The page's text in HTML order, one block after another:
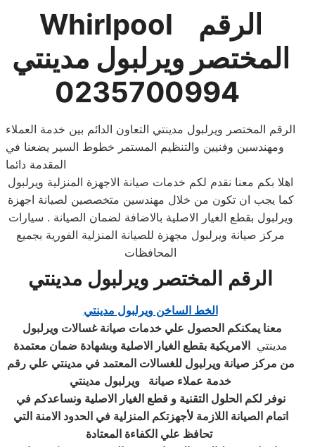
Whirlpool
الرقم
المختصر ويرلبول مدينتي
0235700994
الرقم المختصر ويرلبول مدينتي التعاون الدائم بين خدمة العملاء
ومهندسين وفنيين والتنظيم المستمر خطوط السير يضعنا في
المقدمة دائما
اهلا بكم معنا نقدم لكم خدمات صيانة الاجهزة المنزلية ويرلبول
كما يجب ان تكون من خلال مهندسين متخصصين لصيانة اجهزة
ويرلبول بقطع الغيار الاصلية بالاضافة لضمان الصيانة . سيارات
مركز صيانة ويرلبول مجهزة للصيانة المنزلية الفورية بجميع
المحافظات
الرقم المختصر ويرلبول مدينتي
الخط الساخن ويرلبول مدينتي
معنا يمكنكم الحصول علي خدمات صيانة غسالات ويرلبول
مدينتي الامريكية بقطع الغيار الاصلية وبشهادة ضمان معتمدة
من مركز صيانة ويرلبول للغسالات المعتمد في مدينتي علي رقم
خدمة عملاء صيانة
ويرلبول مدينتي
نوفر لكم الحلول التقنية و قطع الغيار الاصلية ونساعدكم في
اتمام الصيانة اللازمة لأجهزتكم المنزلية في الحدود الامنة التي
تحافظ علي الكفاءة المعتادة